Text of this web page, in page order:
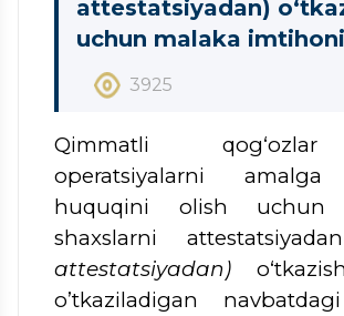
attestatsiyadan)
uchun malaka imtihoni
3925
Qimmatli
operatsiyalarni amalga
huquqini olish uchun
shaxslarni
attestatsiyadan)
o’tkaziladigan